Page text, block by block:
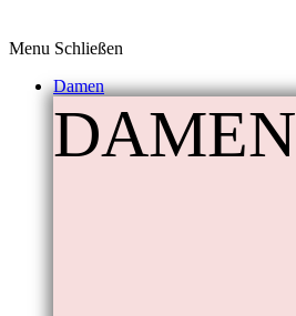
Menu Schließen
Damen
DAMEN